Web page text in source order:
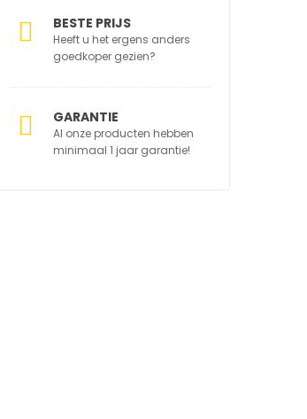
BESTE PRIJS
Heeft u het ergens anders
goedkoper gezien?
GARANTIE
Al onze producten hebben
minimaal 1 jaar garantie!